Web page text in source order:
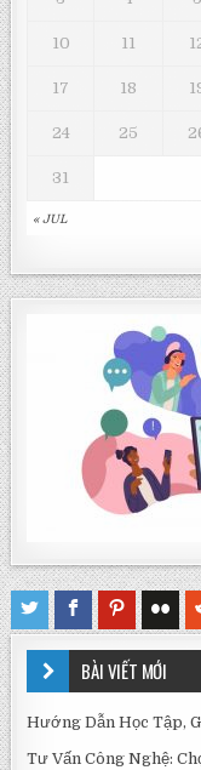
« JUL
10 11
17 18
24 25
31
BÀI VIẾT MỚI
Hướng Dẫn Học Tập,
Tư Vấn Công Nghệ: